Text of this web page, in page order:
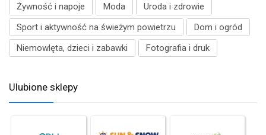
Żywność i napoje Moda
Uroda i zdrowie
Sport i aktywność na świeżym powietrzu
Dom i ogród
Niemowlęta, dzieci i zabawki
Fotografia i druk
Ulubione sklepy